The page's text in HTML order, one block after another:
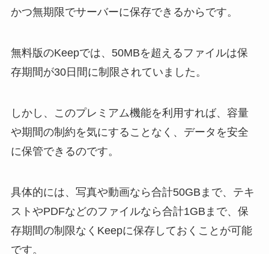
かつ無期限でサーバーに保存できるからです。
無料版のKeepでは、50MBを超えるファイルは保
存期間が30日間に制限されていました。
しかし、このプレミアム機能を利用すれば、容量
や期間の制約を気にすることなく、データを安全
に保管できるのです。
具体的には、写真や動画なら合計50GBまで、テキ
ストやPDFなどのファイルなら合計1GBまで、保
存期間の制限なくKeepに保存しておくことが可能
です。